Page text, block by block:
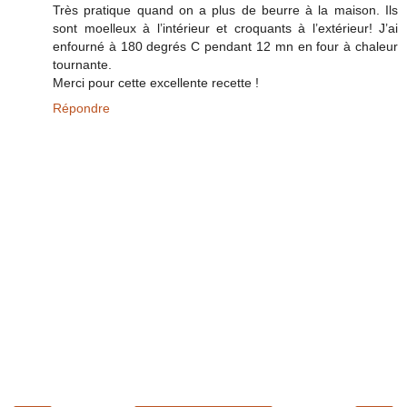
Très pratique quand on a plus de beurre à la maison. Ils
sont moelleux à l’intérieur et croquants à l’extérieur! J’ai
enfourné à 180 degrés C pendant 12 mn en four à chaleur
tournante.
Merci pour cette excellente recette !
Répondre